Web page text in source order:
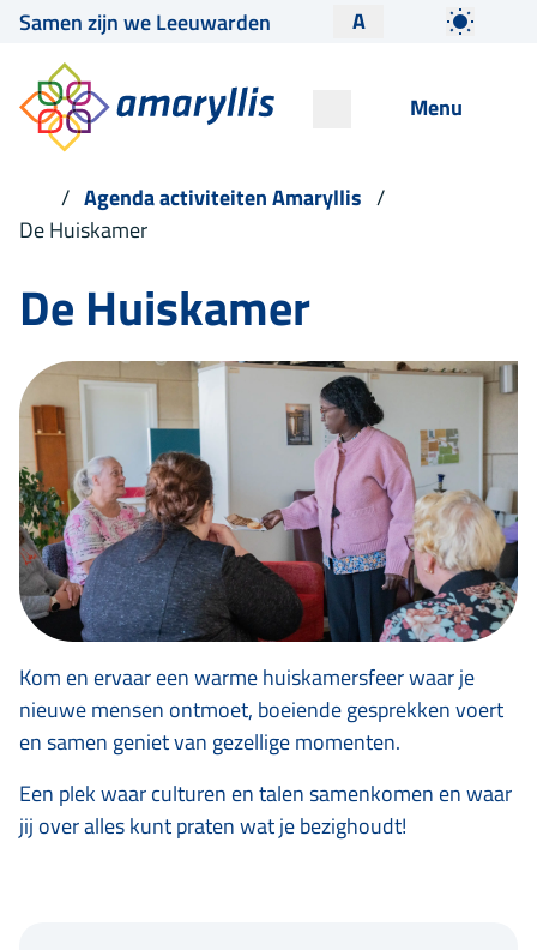
Samen zijn we Leeuwarden A
Menu
Agenda activiteiten Amaryllis
De Huiskamer
De Huiskamer
Kom en ervaar een warme huiskamersfeer waar je
nieuwe mensen ontmoet, boeiende gesprekken voert
en samen geniet van gezellige momenten.
Een plek waar culturen en talen samenkomen en waar
jij over alles kunt praten wat je bezighoudt!